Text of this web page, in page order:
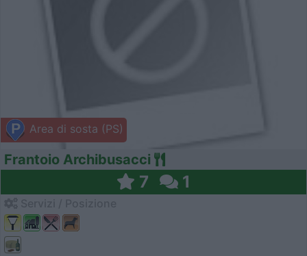
Area di sosta (PS)
Frantoio Archibusacci
7 1